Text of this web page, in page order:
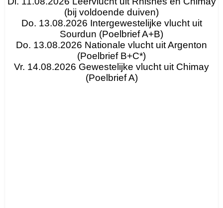
(bij voldoende duiven)
Do. 13.08.2026 Intergewestelijke vlucht uit
Sourdun (Poelbrief A+B)
Do. 13.08.2026 Nationale vlucht uit Argenton
(Poelbrief B+C*)
Vr. 14.08.2026 Gewestelijke vlucht uit Chimay
(Poelbrief A)